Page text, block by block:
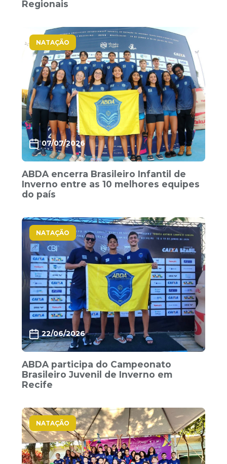
Regionais
NATAÇÃO
07/07/2026
ABDA encerra Brasileiro Infantil de
Inverno entre as 10 melhores equipes
do país
NATAÇÃO
22/06/2026
ABDA participa do Campeonato
Brasileiro Juvenil de Inverno em
Recife
NATAÇÃO